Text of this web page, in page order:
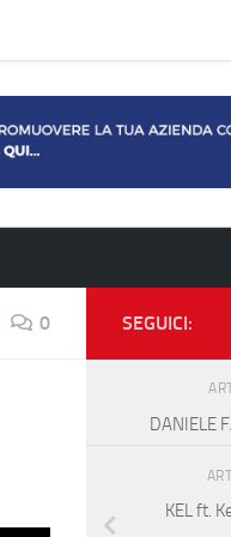
0 SEGUICI:
DANIELE
KEL ft.